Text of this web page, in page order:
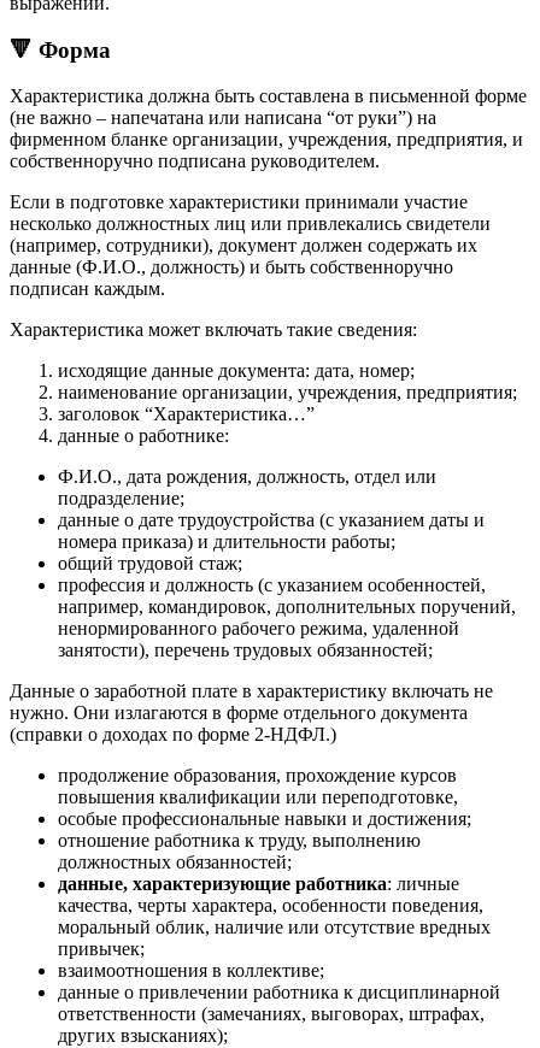
🔻 Форма
Характеристика должна быть составлена в письменной форме
(не важно – напечатана или написана “от руки”) на
фирменном бланке организации, учреждения, предприятия, и
собственноручно подписана руководителем.
Если в подготовке характеристики принимали участие
несколько должностных лиц или привлекались свидетели
(например, сотрудники), документ должен содержать их
данные (Ф.И.О., должность) и быть собственноручно
подписан каждым.
Характеристика может включать такие сведения:
исходящие данные документа: дата, номер;
наименование организации, учреждения, предприятия;
заголовок “Характеристика…”
данные о работнике:
Ф.И.О., дата рождения, должность, отдел или
подразделение;
данные о дате трудоустройства (с указанием даты и
номера приказа) и длительности работы;
общий трудовой стаж;
профессия и должность (с указанием особенностей,
например, командировок, дополнительных поручений,
ненормированного рабочего режима, удаленной
занятости), перечень трудовых обязанностей;
Данные о заработной плате в характеристику включать не
нужно. Они излагаются в форме отдельного документа
(справки о доходах по форме 2-НДФЛ.)
продолжение образования, прохождение курсов
повышения квалификации или переподготовке,
особые профессиональные навыки и достижения;
отношение работника к труду, выполнению
должностных обязанностей;
данные, характеризующие работника: личные
качества, черты характера, особенности поведения,
моральный облик, наличие или отсутствие вредных
привычек;
взаимоотношения в коллективе;
данные о привлечении работника к дисциплинарной
ответственности (замечаниях, выговорах, штрафах,
других взысканиях);